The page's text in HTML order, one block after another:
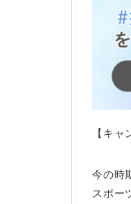
【キャ
今の時
スポー